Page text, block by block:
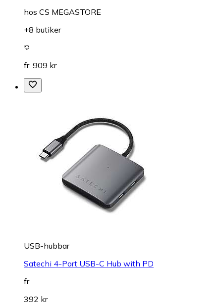
hos CS MEGASTORE
+8 butiker
fr. 909 kr
USB-hubbar
Satechi 4-Port USB-C Hub with PD
fr.
392 kr